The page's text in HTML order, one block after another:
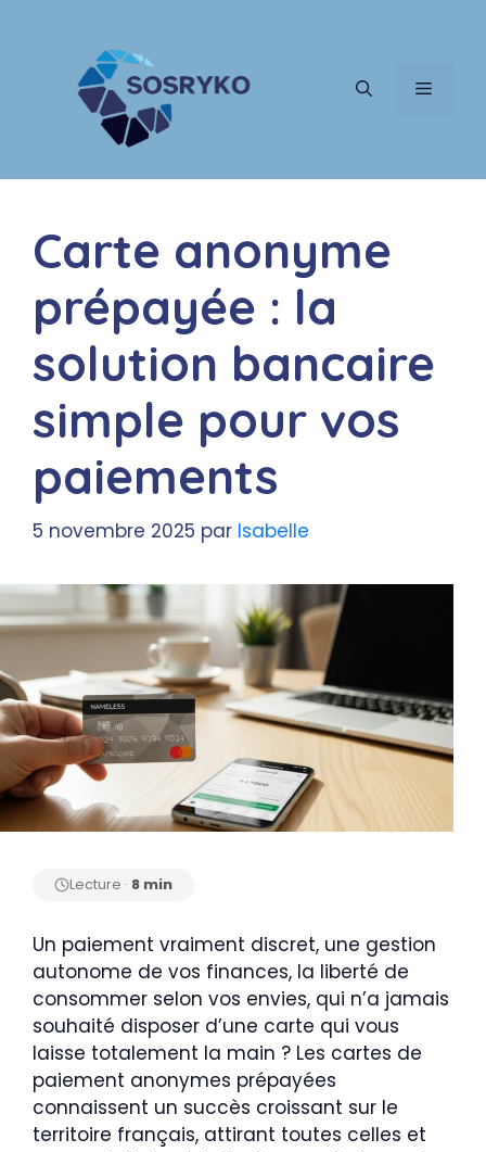
MENU
Carte anonyme
prépayée : la
solution bancaire
simple pour vos
paiements
5 novembre 2025 par Isabelle
Lecture · 8 min
Un paiement vraiment discret, une gestion
autonome de vos finances, la liberté de
consommer selon vos envies, qui n’a jamais
souhaité disposer d’une carte qui vous
laisse totalement la main ? Les cartes de
paiement anonymes prépayées
connaissent un succès croissant sur le
territoire français, attirant toutes celles et